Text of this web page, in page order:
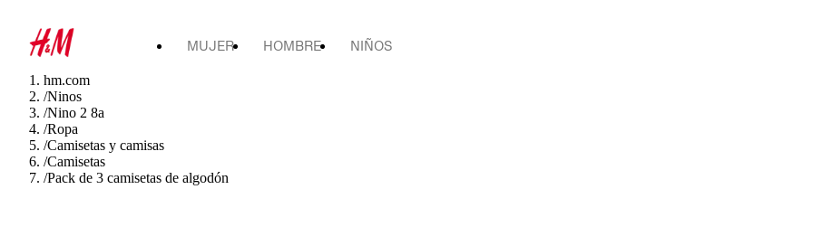
MUJER HOMBRE NIÑOS
hm.com
/Ninos
/Nino 2 8a
/Ropa
/Camisetas y camisas
/Camisetas
/Pack de 3 camisetas de algodón